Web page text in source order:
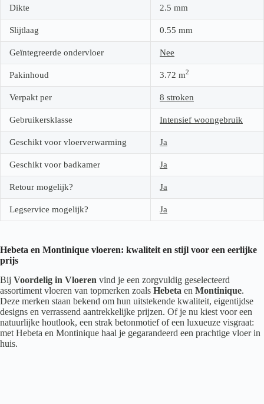
Dikte 2.5 mm
Slijtlaag 0.55 mm
Geïntegreerde ondervloer Nee
Pakinhoud 3.72 m2
Verpakt per 8 stroken
Gebruikersklasse Intensief woongebruik
Geschikt voor vloerverwarming Ja
Geschikt voor badkamer Ja
Retour mogelijk? Ja
Legservice mogelijk? Ja
Hebeta en Montinique vloeren: kwaliteit en stijl voor een eerlijke
prijs
Bij Voordelig in Vloeren vind je een zorgvuldig geselecteerd
assortiment vloeren van topmerken zoals Hebeta en Montinique.
Deze merken staan bekend om hun uitstekende kwaliteit, eigentijdse
designs en verrassend aantrekkelijke prijzen. Of je nu kiest voor een
natuurlijke houtlook, een strak betonmotief of een luxueuze visgraat:
met Hebeta en Montinique haal je gegarandeerd een prachtige vloer in
huis.